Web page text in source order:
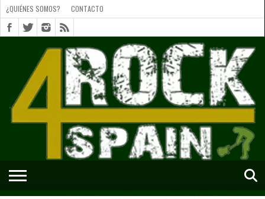
SOMOS?
CONTACTO
SHORTS
¿QUIÉNES SOMOS? CONTACTO